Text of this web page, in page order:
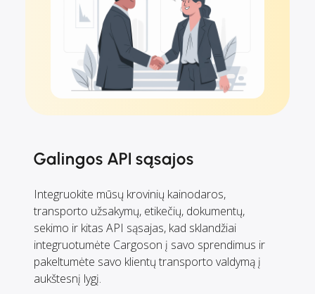
Galingos API sąsajos
Integruokite mūsų krovinių kainodaros,
transporto užsakymų, etikečių, dokumentų,
sekimo ir kitas API sąsajas, kad sklandžiai
integruotumėte Cargoson į savo sprendimus ir
pakeltumėte savo klientų transporto valdymą į
aukštesnį lygį.